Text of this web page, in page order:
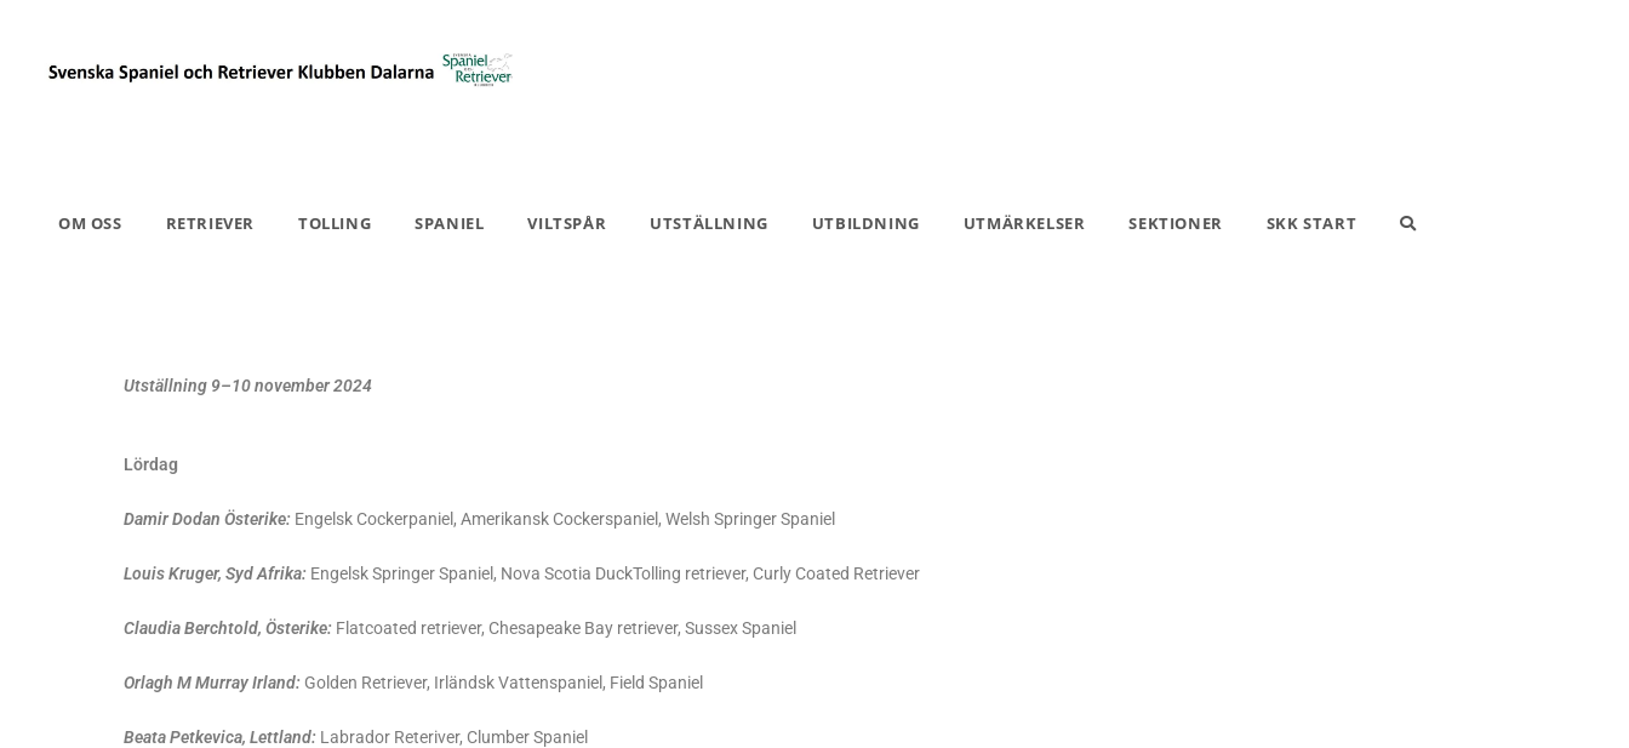
OM OSS RETRIEVER TOLLING SPANIEL VILTSPÅR UTSTÄLLNING UTBILDNING UTMÄRKELSER SEKTIONER SKK START
Utställning 9–10 november 2024
Lördag
Damir Dodan Österike: Engelsk Cockerpaniel, Amerikansk Cockerspaniel, Welsh Springer Spaniel
Louis Kruger, Syd Afrika: Engelsk Springer Spaniel, Nova Scotia DuckTolling retriever, Curly Coated Retriever
Claudia Berchtold, Österike: Flatcoated retriever, Chesapeake Bay retriever, Sussex Spaniel
Orlagh M Murray Irland: Golden Retriever, Irländsk Vattenspaniel, Field Spaniel
Beata Petkevica, Lettland: Labrador Reteriver, Clumber Spaniel